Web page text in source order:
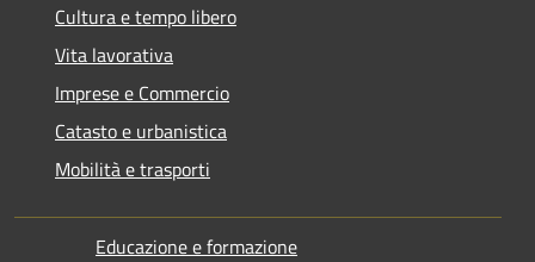
Cultura e tempo libero
Vita lavorativa
Imprese e Commercio
Catasto e urbanistica
Mobilità e trasporti
Educazione e formazione